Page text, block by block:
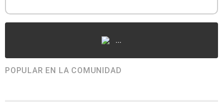
...
POPULAR EN LA COMUNIDAD